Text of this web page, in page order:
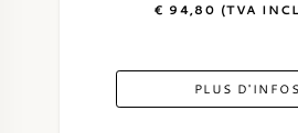
€ 94,80 (TVA
PLUS D'INFOS